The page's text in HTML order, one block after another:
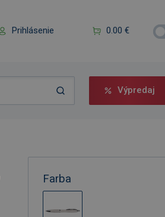
Prihlásenie 0.00 €
Výpredaj
Farba